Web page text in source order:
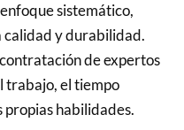
sistemático,
calidad y durabilidad.
de expertos
trabajo, el tiempo
propias habilidades.